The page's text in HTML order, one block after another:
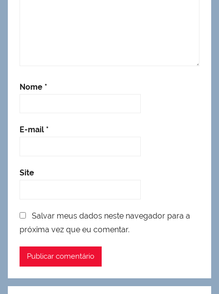
Nome *
E-mail *
Site
Salvar meus dados neste navegador para a
próxima vez que eu comentar.